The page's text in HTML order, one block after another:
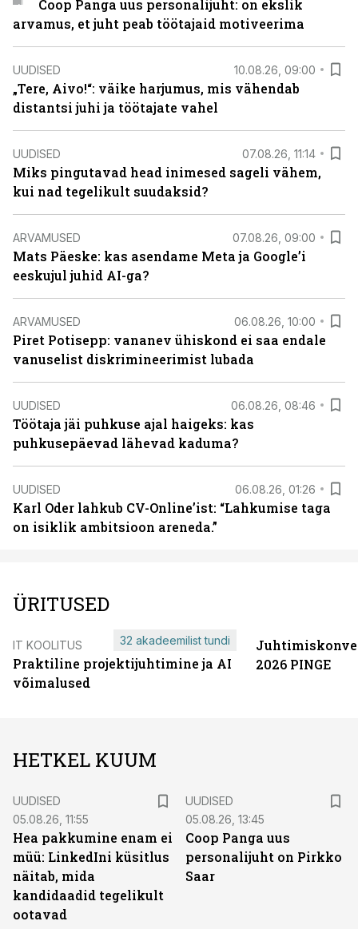
Coop Panga uus personalijuht: on ekslik
arvamus, et juht peab töötajaid motiveerima
UUDISED 10.08.26, 09:00
„Tere, Aivo!“: väike harjumus, mis vähendab
distantsi juhi ja töötajate vahel
UUDISED 07.08.26, 11:14
Miks pingutavad head inimesed sageli vähem,
kui nad tegelikult suudaksid?
ARVAMUSED 07.08.26, 09:00
Mats Päeske: kas asendame Meta ja Google’i
eeskujul juhid AI-ga?
ARVAMUSED 06.08.26, 10:00
Piret Potisepp: vananev ühiskond ei saa endale
vanuselist diskrimineerimist lubada
UUDISED 06.08.26, 08:46
Töötaja jäi puhkuse ajal haigeks: kas
puhkusepäevad lähevad kaduma?
UUDISED 06.08.26, 01:26
Karl Oder lahkub CV-Online’ist: “Lahkumise taga
on isiklik ambitsioon areneda.”
ÜRITUSED
IT KOOLITUS
Praktiline projektijuhtimine ja AI
võimalused
32 akadeemilist tundi
2026 PINGE
HETKEL KUUM
UUDISED
05.08.26, 11:55
Hea pakkumine enam ei
müü: LinkedIni küsitlus
näitab, mida
kandidaadid tegelikult
ootavad
UUDISED
05.08.26, 13:45
Coop Panga uus
personalijuht on Pirkko
Saar